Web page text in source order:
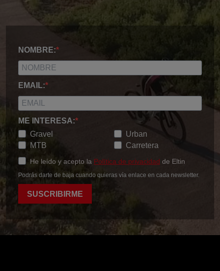
NOMBRE:
EMAIL:
ME INTERESA:
Gravel
MTB
Urban
Carretera
He leído y acepto la Política de privacidad de Eltin
Podrás darte de baja cuando quieras vía enlace en cada newsletter.
SUSCRIBIRME